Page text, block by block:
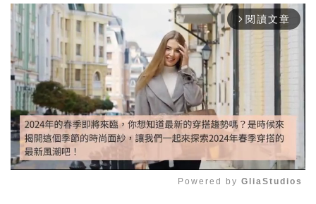
arrow_forward_ios 閱讀文章
Powered by GliaStudios